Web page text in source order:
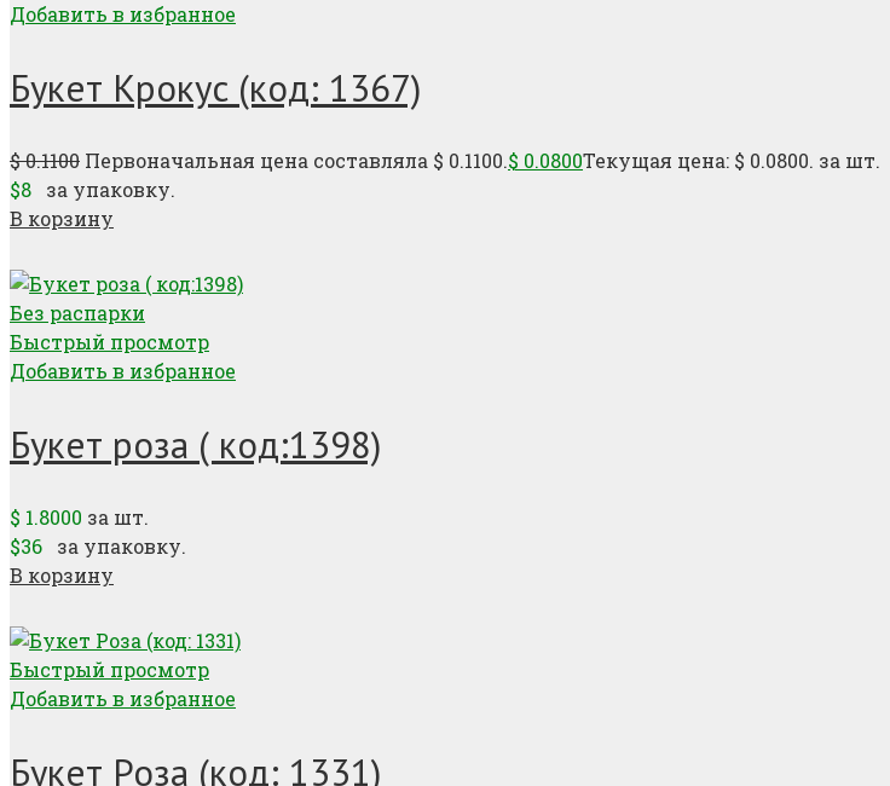
Добавить в избранное
Букет Крокус (код: 1367)
$0.1100 Первоначальная цена составляла $ 0.1100.$ 0.0800Текущая цена: $ 0.0800. за шт.
$8
за упаковку.
В корзину
Без распарки
Быстрый просмотр
Добавить в избранное
Букет роза ( код:1398)
$ 1.8000 за шт.
$36
за упаковку.
В корзину
Быстрый просмотр
Добавить в избранное
Букет Роза (код: 1331)